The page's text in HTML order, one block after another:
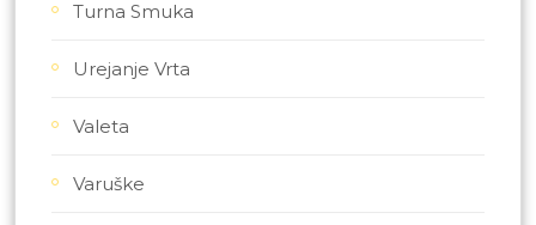
Turna Smuka
Urejanje Vrta
Valeta
Varuške